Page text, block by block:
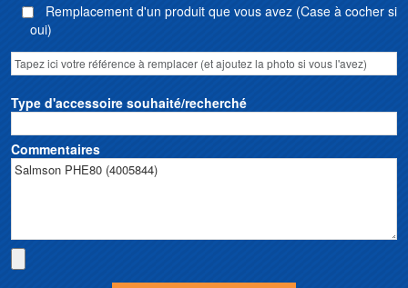
Remplacement d'un produit que vous avez (Case à cocher si
oui)
Type d'accessoire souhaité/recherché
Commentaires